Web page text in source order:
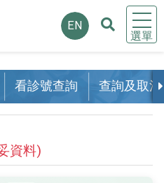
選單
EN
看診號查詢 查詢及取消
資料)